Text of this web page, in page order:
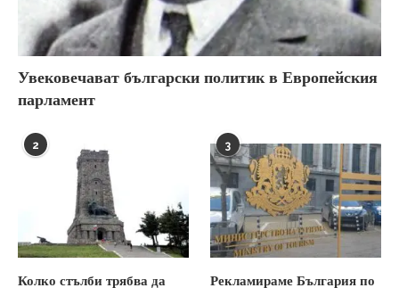
Увековечават български политик в Европейския
парламент
2
Колко стълби трябва да
3
Рекламираме България по